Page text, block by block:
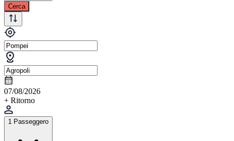
Cerca
07/08/2026
+ Ritorno
1 Passeggero